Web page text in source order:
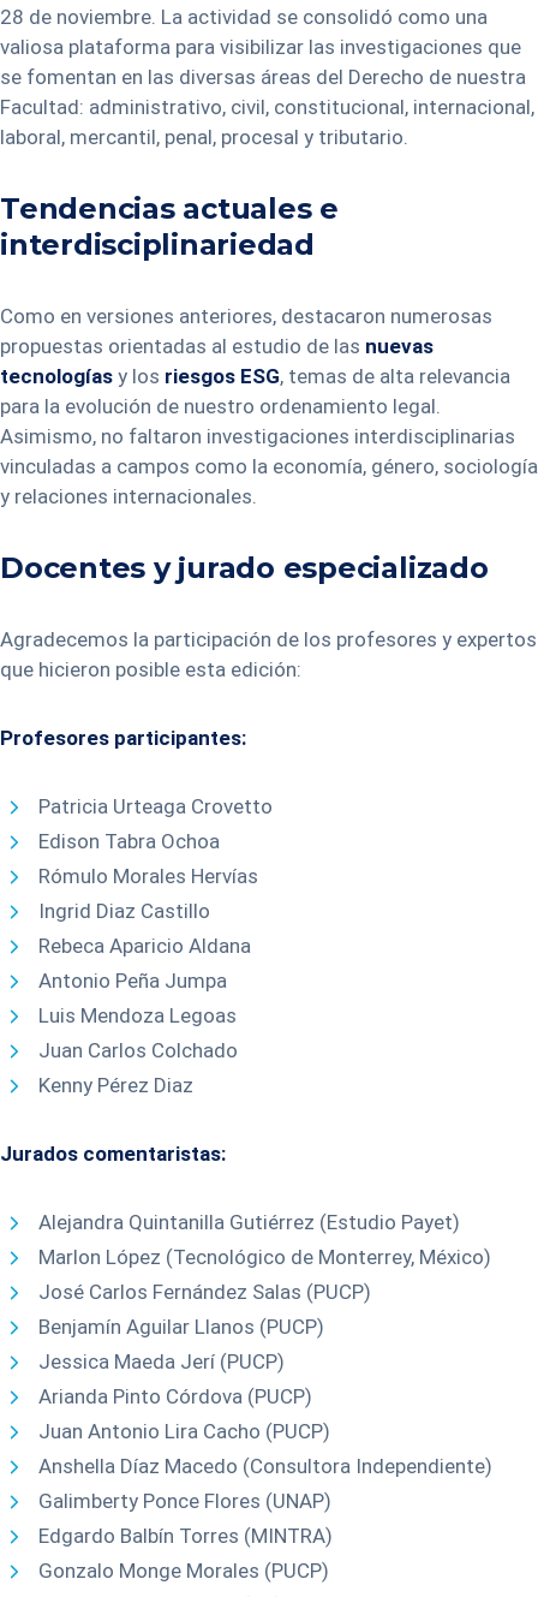
28 de noviembre. La actividad se consolidó como una
valiosa plataforma para visibilizar las investigaciones que
se fomentan en las diversas áreas del Derecho de nuestra
Facultad: administrativo, civil, constitucional, internacional,
laboral, mercantil, penal, procesal y tributario.
Tendencias actuales e
interdisciplinariedad
Como en versiones anteriores, destacaron numerosas
propuestas orientadas al estudio de las nuevas
tecnologías y los riesgos ESG, temas de alta relevancia
para la evolución de nuestro ordenamiento legal.
Asimismo, no faltaron investigaciones interdisciplinarias
vinculadas a campos como la economía, género, sociología
y relaciones internacionales.
Docentes y jurado especializado
Agradecemos la participación de los profesores y expertos
que hicieron posible esta edición:
Profesores participantes:
Patricia Urteaga Crovetto
Edison Tabra Ochoa
Rómulo Morales Hervías
Ingrid Diaz Castillo
Rebeca Aparicio Aldana
Antonio Peña Jumpa
Luis Mendoza Legoas
Juan Carlos Colchado
Kenny Pérez Diaz
Jurados comentaristas:
Alejandra Quintanilla Gutiérrez (Estudio Payet)
Marlon López (Tecnológico de Monterrey, México)
José Carlos Fernández Salas (PUCP)
Benjamín Aguilar Llanos (PUCP)
Jessica Maeda Jerí (PUCP)
Arianda Pinto Córdova (PUCP)
Juan Antonio Lira Cacho (PUCP)
Anshella Díaz Macedo (Consultora Independiente)
Galimberty Ponce Flores (UNAP)
Edgardo Balbín Torres (MINTRA)
Gonzalo Monge Morales (PUCP)